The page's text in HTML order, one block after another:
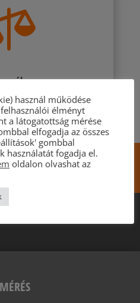
összehangolása a
és céljainkkal.
szabott akcióterveket
ki.
használ működése
élményt
a látogatottság mérése
elfogadja az összes
gombbal
használatát fogadja el.
oldalon olvashat az